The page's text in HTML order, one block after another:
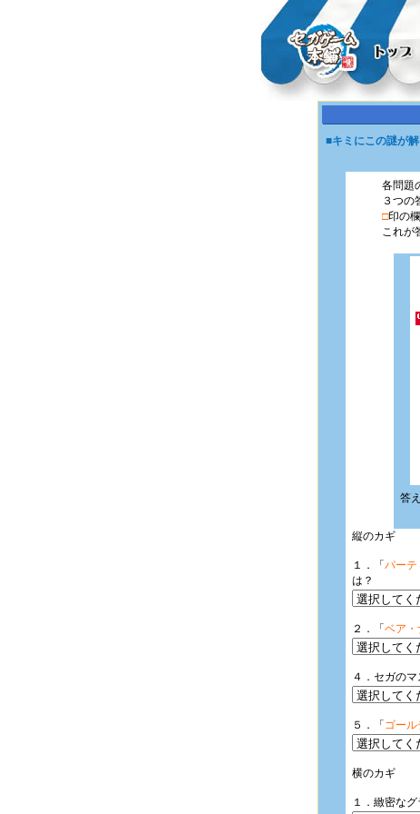
■キミにこの謎が
各問題
３つの
□印の
これが
答
縦のカギ
１．「 パーテ
は？
２．「 ベア・
４．セガの
５．「 ゴー
横のカギ
１．緻密な